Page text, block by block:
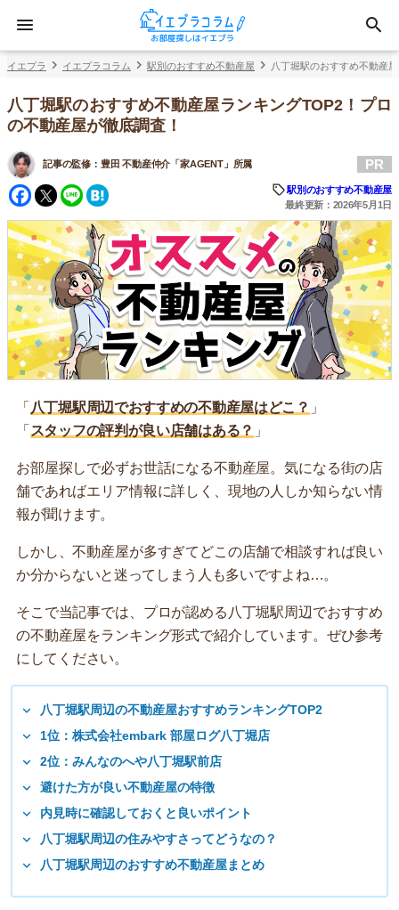
イエプラ イエプラコラム 駅別のおすすめ不動産屋 八丁堀駅のおすすめ不動産
八丁堀駅のおすすめ不動産屋ランキングTOP2！プロ
の不動産屋が徹底調査！
記事の監修： 豊田 不動産仲介「家AGENT」所属
Facebook
Twitter
Line
PR
駅別のおすすめ不動産屋
最終更新：2026年5月1日
「 八丁堀駅周辺でおすすめの不動産屋はどこ？ 」
「 スタッフの評判が良い店舗はある？ 」
お部屋探しで必ずお世話になる不動産屋。気になる街の店
舗であればエリア情報に詳しく、現地の人しか知らない情
報が聞けます。
しかし、不動産屋が多すぎてどこの店舗で相談すれば良い
か分からないと迷ってしまう人も多いですよね…。
そこで当記事では、プロが認める八丁堀駅周辺でおすすめ
の不動産屋をランキング形式で紹介しています。ぜひ参考
にしてください。
八丁堀駅周辺の不動産屋おすすめランキングTOP2
1位：株式会社embark 部屋ログ八丁堀店
2位：みんなのへや八丁堀駅前店
避けた方が良い不動産屋の特徴
内見時に確認しておくと良いポイント
八丁堀駅周辺の住みやすさってどうなの？
八丁堀駅周辺のおすすめ不動産屋まとめ